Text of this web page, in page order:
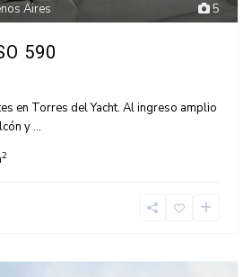
5
Aires
590
en Torres del Yacht. Al ingreso amplio
y...
2